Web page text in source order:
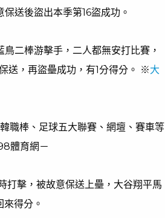
送後盜出本季第16盜成功。
二棒游擊手，二人都無安打比賽，
送，再盜壘成功，有1分得分。 ※大
職棒、足球五大聯賽、網壇、賽車等
體育網－
打擊，被故意保送上壘，大谷翔平馬
來得分。